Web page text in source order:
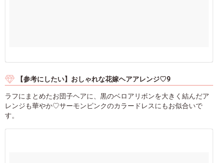
【参考にしたい】おしゃれな花嫁ヘアアレンジ♡9
ラフにまとめたお団子ヘアに、黒のベロアリボンを大きく結んだア
レンジも華やか♡サーモンピンクのカラードレスにもお似合いで
す。